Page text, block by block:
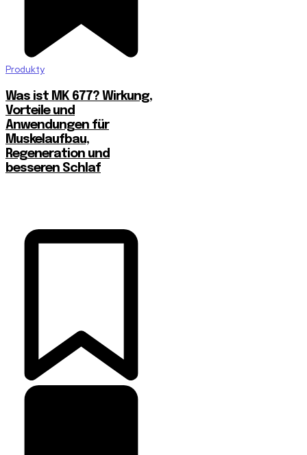
Produkty
Was ist MK 677? Wirkung,
Vorteile und
Anwendungen für
Muskelaufbau,
Regeneration und
besseren Schlaf